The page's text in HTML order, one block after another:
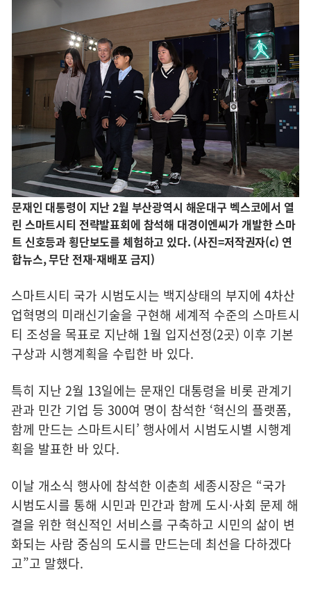
문재인 대통령이 지난 2월 부산광역시 해운대구 벡스코에서 열
린 스마트시티 전략발표회에 참석해 대경이엔씨가 개발한 스마
트 신호등과 횡단보도를 체험하고 있다. (사진=저작권자(c) 연
합뉴스, 무단 전재-재배포 금지)
스마트시티 국가 시범도시는 백지상태의 부지에 4차산
업혁명의 미래신기술을 구현해 세계적 수준의 스마트시
티 조성을 목표로 지난해 1월 입지선정(2곳) 이후 기본
구상과 시행계획을 수립한 바 있다.
특히 지난 2월 13일에는 문재인 대통령을 비롯 관계기
관과 민간 기업 등 300여 명이 참석한 ‘혁신의 플랫폼,
함께 만드는 스마트시티’ 행사에서 시범도시별 시행계
획을 발표한 바 있다.
이날 개소식 행사에 참석한 이춘희 세종시장은 “국가
시범도시를 통해 시민과 민간과 함께 도시·사회 문제 해
결을 위한 혁신적인 서비스를 구축하고 시민의 삶이 변
화되는 사람 중심의 도시를 만드는데 최선을 다하겠다
고”고 말했다.